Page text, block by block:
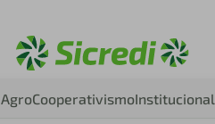
AgroCooperativismoInstitucional